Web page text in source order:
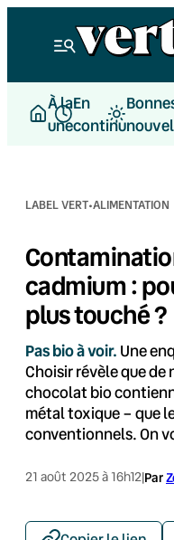
À la
une
En
continu
LABEL VERT·ALIMENTATION
cadmium :
plus touché ?
Pas bio à voir. Une
Choisir révèle que
chocolat bio
métal toxique – que
conventionnels. On
21 août 2025 à 16h12|Par